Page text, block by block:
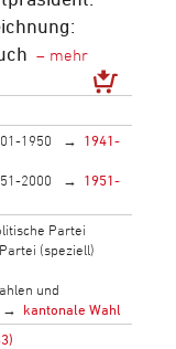
1950
1941-
2000
1951-
Partei
(speziell)
und
kantonale Wahl